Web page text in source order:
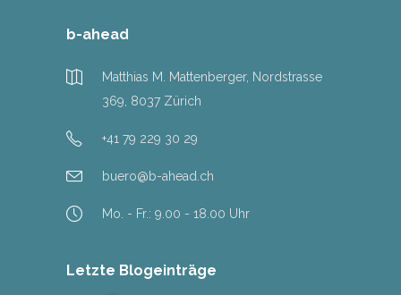
b-ahead
Matthias M. Mattenberger, Nordstrasse
369, 8037 Zürich
+41 79 229 30 29
buero@b-ahead.ch
Mo. - Fr.: 9.00 - 18.00 Uhr
Letzte Blogeinträge